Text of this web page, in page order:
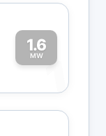
1.6
MW1